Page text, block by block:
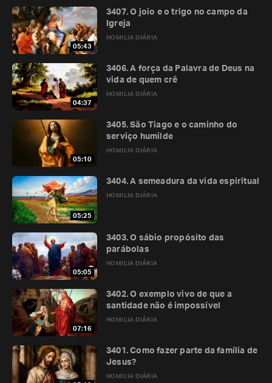
05:43
HOMILIA DIÁRIA
3407. O joio e o trigo no campo da
Igreja
04:37
HOMILIA DIÁRIA
3406. A força da Palavra de Deus na
vida de quem crê
05:10
HOMILIA DIÁRIA
3405. São Tiago e o caminho do
serviço humilde
05:25
HOMILIA DIÁRIA
3404. A semeadura da vida espiritual
05:05
HOMILIA DIÁRIA
3403. O sábio propósito das
parábolas
07:16
HOMILIA DIÁRIA
3402. O exemplo vivo de que a
santidade não é impossível
HOMILIA DIÁRIA
3401. Como fazer parte da família de
Jesus?